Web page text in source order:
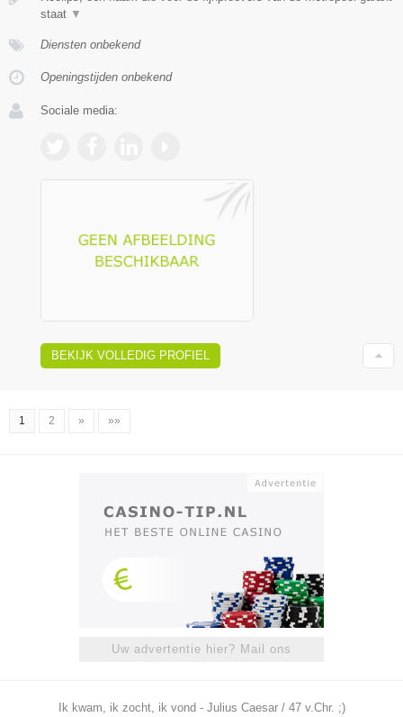
staat ▼
Diensten onbekend
Openingstijden onbekend
Sociale media:
BEKIJK VOLLEDIG PROFIEL
1 2 » »»
Uw advertentie hier? Mail ons
Ik kwam, ik zocht, ik vond - Julius Caesar / 47 v.Chr. ;)